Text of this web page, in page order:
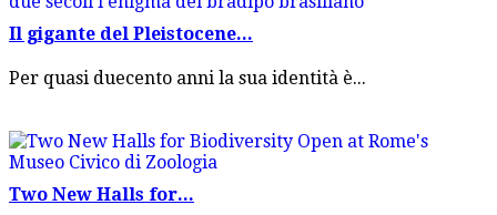
Il gigante del Pleistocene...
Per quasi duecento anni la sua identità è...
Two New Halls for...